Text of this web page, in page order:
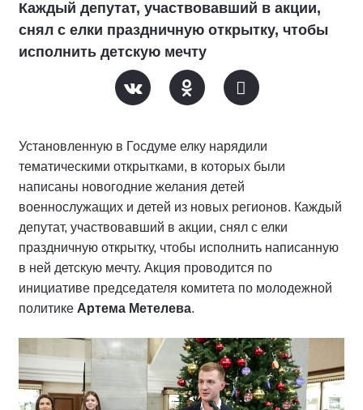
Каждый депутат, участвовавший в акции,
снял с елки праздничную открытку, чтобы
исполнить детскую мечту
Установленную в Госдуме елку нарядили
тематическими открытками, в которых были
написаны новогодние желания детей
военнослужащих и детей из новых регионов. Каждый
депутат, участвовавший в акции, снял с елки
праздничную открытку, чтобы исполнить написанную
в ней детскую мечту. Акция проводится по
инициативе председателя комитета по молодежной
политике Артема Метелева.